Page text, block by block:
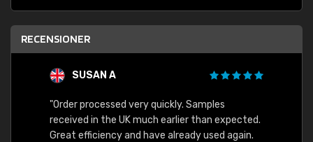
RECENSIONER
SUSAN A
"Order processed very quickly. Samples
received in the UK much earlier than expected.
Great efficiency and have already used again.